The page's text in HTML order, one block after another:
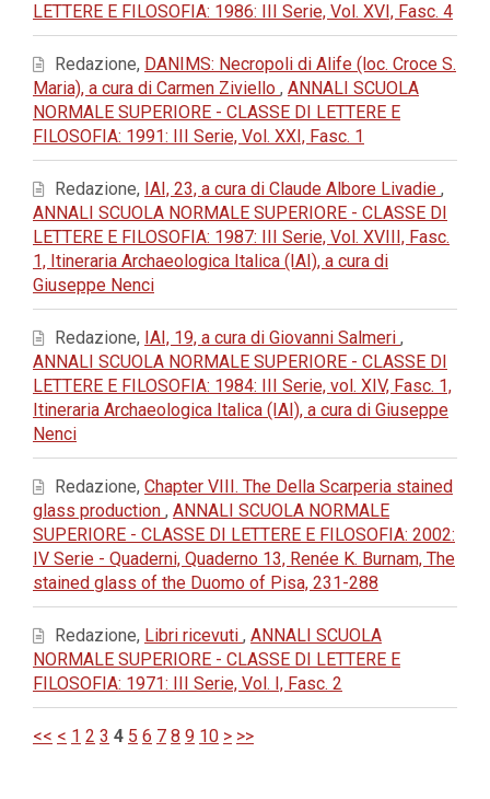
LETTERE E FILOSOFIA: 1986: III Serie, Vol. XVI, Fasc. 4
Redazione, DANIMS: Necropoli di Alife (loc. Croce S.
Maria), a cura di Carmen Ziviello , ANNALI SCUOLA
NORMALE SUPERIORE - CLASSE DI LETTERE E
FILOSOFIA: 1991: III Serie, Vol. XXI, Fasc. 1
Redazione, IAI, 23, a cura di Claude Albore Livadie ,
ANNALI SCUOLA NORMALE SUPERIORE - CLASSE DI
LETTERE E FILOSOFIA: 1987: III Serie, Vol. XVIII, Fasc.
1, Itineraria Archaeologica Italica (IAI), a cura di
Giuseppe Nenci
Redazione, IAI, 19, a cura di Giovanni Salmeri ,
ANNALI SCUOLA NORMALE SUPERIORE - CLASSE DI
LETTERE E FILOSOFIA: 1984: III Serie, vol. XIV, Fasc. 1,
Itineraria Archaeologica Italica (IAI), a cura di Giuseppe
Nenci
Redazione, Chapter VIII. The Della Scarperia stained
glass production , ANNALI SCUOLA NORMALE
SUPERIORE - CLASSE DI LETTERE E FILOSOFIA: 2002:
IV Serie - Quaderni, Quaderno 13, Renée K. Burnam, The
stained glass of the Duomo of Pisa, 231-288
Redazione, Libri ricevuti , ANNALI SCUOLA
NORMALE SUPERIORE - CLASSE DI LETTERE E
FILOSOFIA: 1971: III Serie, Vol. I, Fasc. 2
<< < 1 2 3 4 5 6 7 8 9 10 > >>